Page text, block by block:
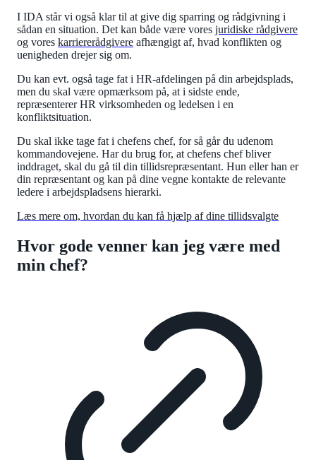
I IDA står vi også klar til at give dig sparring og rådgivning i
sådan en situation. Det kan både være vores juridiske rådgivere
og vores karriererådgivere afhængigt af, hvad konflikten og
uenigheden drejer sig om.
Du kan evt. også tage fat i HR-afdelingen på din arbejdsplads,
men du skal være opmærksom på, at i sidste ende,
repræsenterer HR virksomheden og ledelsen i en
konfliktsituation.
Du skal ikke tage fat i chefens chef, for så går du udenom
kommandovejene. Har du brug for, at chefens chef bliver
inddraget, skal du gå til din tillidsrepræsentant. Hun eller han er
din repræsentant og kan på dine vegne kontakte de relevante
ledere i arbejdspladsens hierarki.
Læs mere om, hvordan du kan få hjælp af dine tillidsvalgte
Hvor gode venner kan jeg være med
min chef?